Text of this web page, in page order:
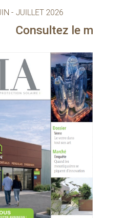
- JUILLET 2026
le magazine